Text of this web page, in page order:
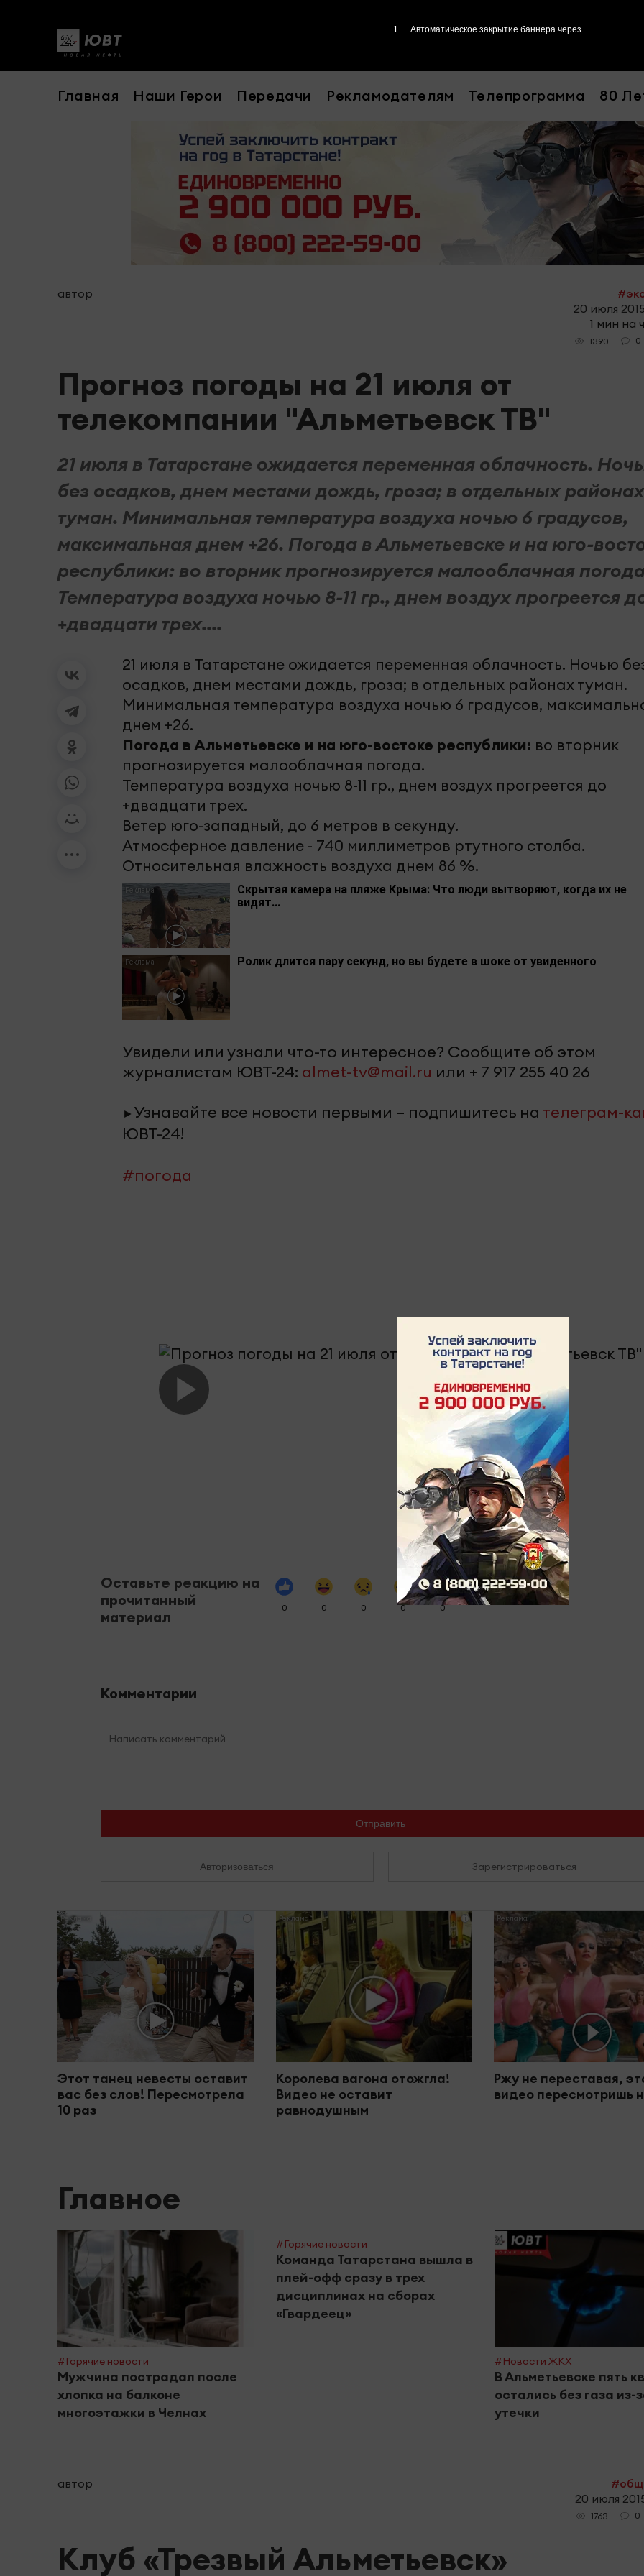
Главная Наши Герои Передачи Рекламодателям Телепрограмма 80
автор
20 июля
1 мин на
1390 0
Прогноз погоды на 21 июля от
телекомпании "Альметьевск ТВ"
21 июля в Татарстане ожидается переменная облачность.
без осадков, днем местами дождь, гроза; в отдельных районах
туман. Минимальная температура воздуха ночью 6 градусов,
максимальная днем +26. Погода в Альметьевске и на юго-
республики: во вторник прогнозируется малооблачная
Температура воздуха ночью 8-11 гр., днем воздух прогреется
+двадцати трех....
21 июля в Татарстане ожидается переменная облачность. Ночью
осадков, днем местами дождь, гроза; в отдельных районах туман.
Минимальная температура воздуха ночью 6 градусов,
днем +26.
Погода в Альметьевске и на юго-востоке республики: во вторник
прогнозируется малооблачная погода.
Температура воздуха ночью 8-11 гр., днем воздух прогреется до
+двадцати трех.
Ветер юго-западный, до 6 метров в секунду.
Атмосферное давление - 740 миллиметров ртутного столба.
Относительная влажность воздуха днем 86 %.
Скрытая камера на пляже Крыма: Что люди вытворяют, когда их не
видят...
Ролик длится пару секунд, но вы будете в шоке от увиденного
Увидели или узнали что-то интересное? Сообщите об этом
журналистам ЮВТ-24: almet-tv@mail.ru или + 7 917 255 40 26
► Узнавайте все новости первыми – подпишитесь на телеграм-
ЮВТ-24!
#погода
Оставьте реакцию на
прочитанный
материал
0 0 0 0 0
Комментарии
Отправить
Авторизоваться Зарегистрироваться
i
Этот танец невесты оставит
вас без слов! Пересмотрела
10 раз
i
Королева вагона отожгла!
Видео не оставит
равнодушным
Ржу не переставая,
видео пересмотришь
Главное
#Горячие новости
Мужчина пострадал после
хлопка на балконе
многоэтажки в Челнах
#Горячие новости
Команда Татарстана вышла в
плей-офф сразу в трех
дисциплинах на сборах
«Гвардеец»
#Новости ЖКХ
В Альметьевске пять
остались без газа из-
утечки
автор
20 июля
1763 0
Клуб «Трезвый Альметьевск»